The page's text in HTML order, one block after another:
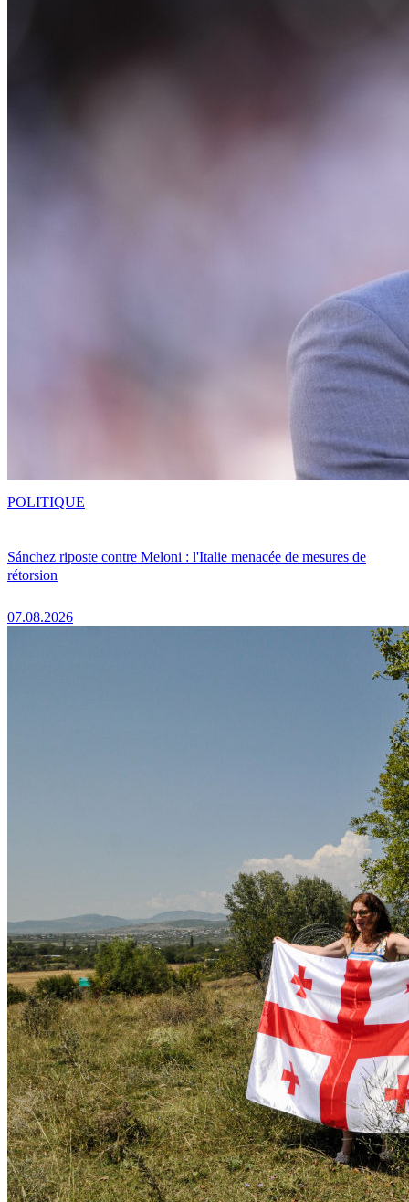
Sánchez riposte contre Meloni : l'Italie menacée de mesures de
rétorsion
07.08.2026
POLITIQUE